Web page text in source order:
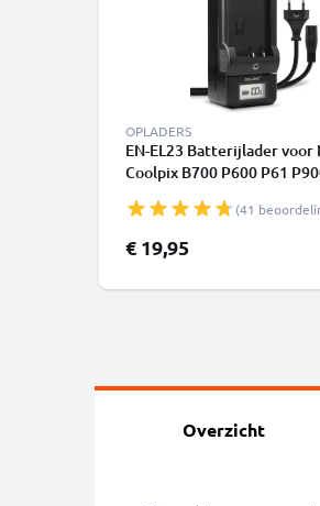
OPLADERS
EN-EL23 Batterijlader voor
Coolpix B700 P600 P61
(41
€ 19,95
Overzicht